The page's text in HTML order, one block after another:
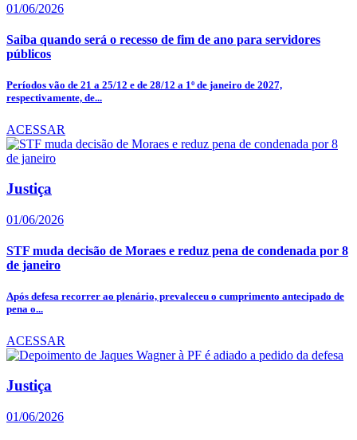
01/06/2026
Saiba quando será o recesso de fim de ano para servidores
públicos
Períodos vão de 21 a 25/12 e de 28/12 a 1º de janeiro de 2027,
respectivamente, de...
ACESSAR
Justiça
01/06/2026
STF muda decisão de Moraes e reduz pena de condenada por 8
de janeiro
Após defesa recorrer ao plenário, prevaleceu o cumprimento antecipado de
pena o...
ACESSAR
Justiça
01/06/2026